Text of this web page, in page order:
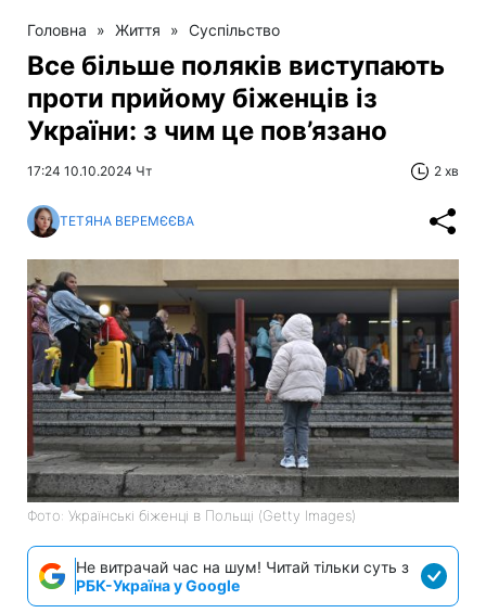
Головна » Життя » Суспільство
Все більше поляків виступають
проти прийому біженців із
України: з чим це пов’язано
17:24 10.10.2024 Чт 2 хв
ТЕТЯНА ВЕРЕМЄЄВА
Фото: Українські біженці в Польщі (Getty Images)
Не витрачай час на шум! Читай тільки суть з
РБК-Україна у Google